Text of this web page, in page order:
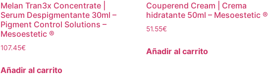
Melan Tran3x Concentrate |
Serum Despigmentante 30ml –
Pigment Control Solutions –
Mesoestetic ®
107.45€
Añadir al carrito
Couperend Cream | Crema
hidratante 50ml – Mesoestetic ®
51.55€
Añadir al carrito